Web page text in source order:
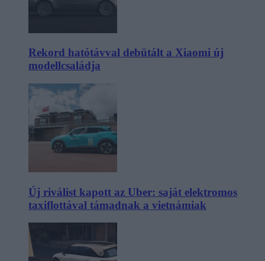
Rekord hatótávval debütált a Xiaomi új
modellcsaládja
Új riválist kapott az Uber: saját elektromos
taxiflottával támadnak a vietnámiak